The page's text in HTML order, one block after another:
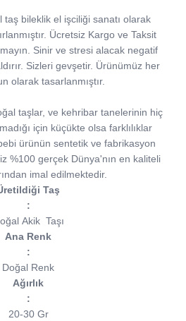
taş bileklik el işciliği sanatı olarak
Ücretsiz Kargo ve Taksit
Sinir ve stresi alacak negatif
Sizleri gevşetir. Ürünümüz her
olarak tasarlanmıştır.
taşlar, ve kehribar tanelerinin hiç
için küçükte olsa farklılıklar
ürünün sentetik ve fabrikasyon
%100 gerçek Dünya'nın en kaliteli
imal edilmektedir.
Taş
:
Akik Taşı
Ana Renk
:
Doğal Renk
Ağırlık
:
20-30 Gr